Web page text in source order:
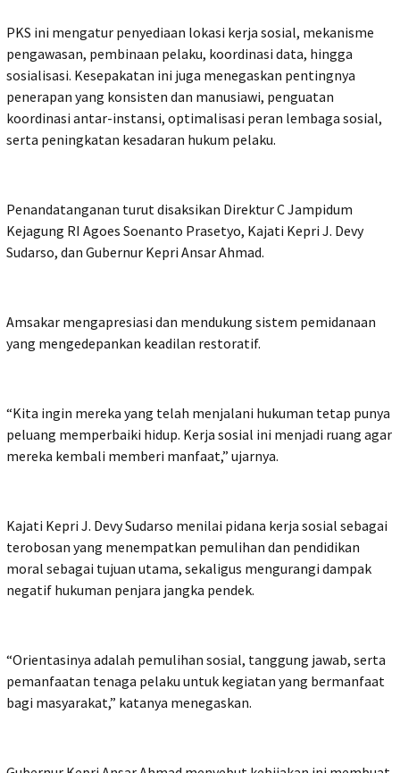
PKS ini mengatur penyediaan lokasi kerja sosial, mekanisme
pengawasan, pembinaan pelaku, koordinasi data, hingga
sosialisasi. Kesepakatan ini juga menegaskan pentingnya
penerapan yang konsisten dan manusiawi, penguatan
koordinasi antar-instansi, optimalisasi peran lembaga sosial,
serta peningkatan kesadaran hukum pelaku.
Penandatanganan turut disaksikan Direktur C Jampidum
Kejagung RI Agoes Soenanto Prasetyo, Kajati Kepri J. Devy
Sudarso, dan Gubernur Kepri Ansar Ahmad.
Amsakar mengapresiasi dan mendukung sistem pemidanaan
yang mengedepankan keadilan restoratif.
“Kita ingin mereka yang telah menjalani hukuman tetap punya
peluang memperbaiki hidup. Kerja sosial ini menjadi ruang agar
mereka kembali memberi manfaat,” ujarnya.
Kajati Kepri J. Devy Sudarso menilai pidana kerja sosial sebagai
terobosan yang menempatkan pemulihan dan pendidikan
moral sebagai tujuan utama, sekaligus mengurangi dampak
negatif hukuman penjara jangka pendek.
“Orientasinya adalah pemulihan sosial, tanggung jawab, serta
pemanfaatan tenaga pelaku untuk kegiatan yang bermanfaat
bagi masyarakat,” katanya menegaskan.